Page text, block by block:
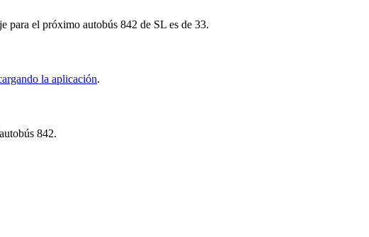
para el próximo autobús 842 de SL es de 33.
la aplicación.
842.